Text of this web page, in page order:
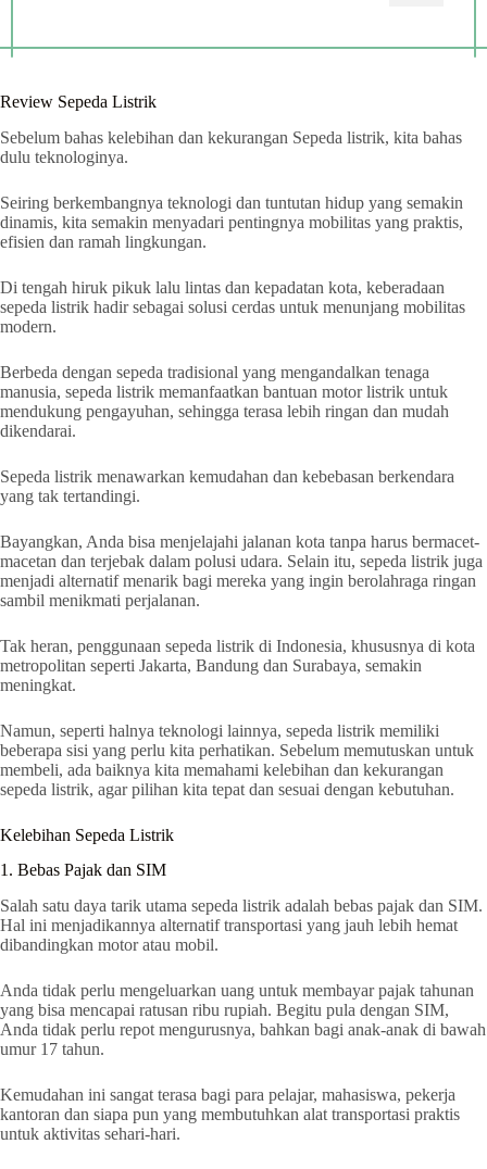
Review Sepeda Listrik
Sebelum bahas kelebihan dan kekurangan Sepeda listrik, kita bahas
dulu teknologinya.
Seiring berkembangnya teknologi dan tuntutan hidup yang semakin
dinamis, kita semakin menyadari pentingnya mobilitas yang praktis,
efisien dan ramah lingkungan.
Di tengah hiruk pikuk lalu lintas dan kepadatan kota, keberadaan
sepeda listrik hadir sebagai solusi cerdas untuk menunjang mobilitas
modern.
Berbeda dengan sepeda tradisional yang mengandalkan tenaga
manusia, sepeda listrik memanfaatkan bantuan motor listrik untuk
mendukung pengayuhan, sehingga terasa lebih ringan dan mudah
dikendarai.
Sepeda listrik menawarkan kemudahan dan kebebasan berkendara
yang tak tertandingi.
Bayangkan, Anda bisa menjelajahi jalanan kota tanpa harus bermacet-
macetan dan terjebak dalam polusi udara. Selain itu, sepeda listrik juga
menjadi alternatif menarik bagi mereka yang ingin berolahraga ringan
sambil menikmati perjalanan.
Tak heran, penggunaan sepeda listrik di Indonesia, khususnya di kota
metropolitan seperti Jakarta, Bandung dan Surabaya, semakin
meningkat.
Namun, seperti halnya teknologi lainnya, sepeda listrik memiliki
beberapa sisi yang perlu kita perhatikan. Sebelum memutuskan untuk
membeli, ada baiknya kita memahami kelebihan dan kekurangan
sepeda listrik, agar pilihan kita tepat dan sesuai dengan kebutuhan.
Kelebihan Sepeda Listrik
1. Bebas Pajak dan SIM
Salah satu daya tarik utama sepeda listrik adalah bebas pajak dan SIM.
Hal ini menjadikannya alternatif transportasi yang jauh lebih hemat
dibandingkan motor atau mobil.
Anda tidak perlu mengeluarkan uang untuk membayar pajak tahunan
yang bisa mencapai ratusan ribu rupiah. Begitu pula dengan SIM,
Anda tidak perlu repot mengurusnya, bahkan bagi anak-anak di bawah
umur 17 tahun.
Kemudahan ini sangat terasa bagi para pelajar, mahasiswa, pekerja
kantoran dan siapa pun yang membutuhkan alat transportasi praktis
untuk aktivitas sehari-hari.